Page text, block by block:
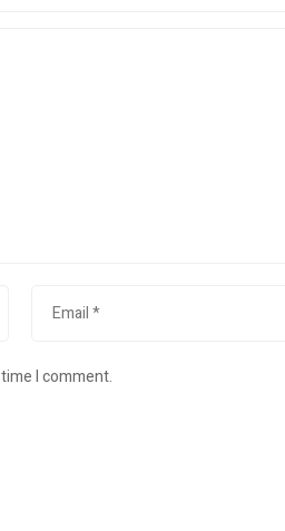
I comment.